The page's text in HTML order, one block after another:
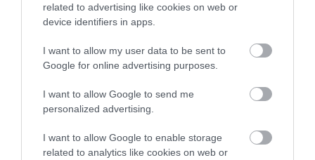
related to advertising like cookies on web or
device identifiers in apps.
I want to allow my user data to be sent to
Google for online advertising purposes.
I want to allow Google to send me
personalized advertising.
I want to allow Google to enable storage
related to analytics like cookies on web or
Κουρασμένα Πόδια